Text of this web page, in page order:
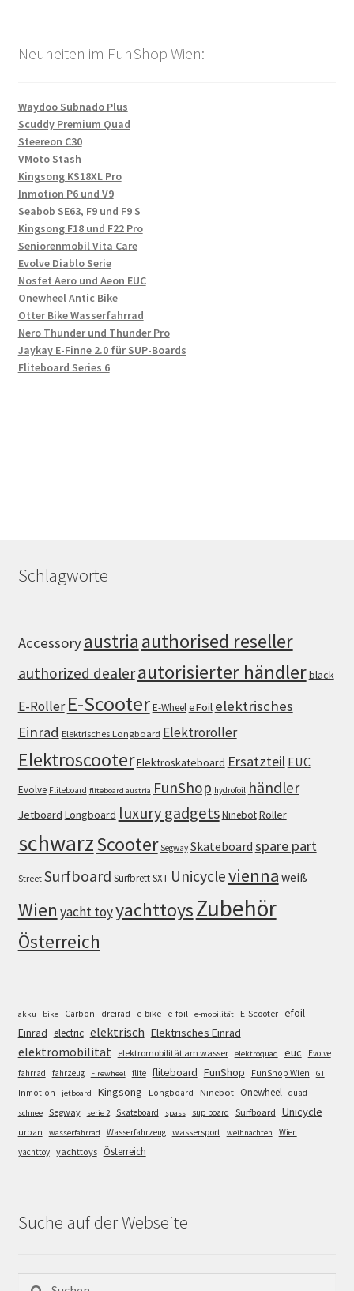
Neuheiten im FunShop Wien:
Waydoo Subnado Plus
Scuddy Premium Quad
Steereon C30
VMoto Stash
Kingsong KS18XL Pro
Inmotion P6 und V9
Seabob SE63, F9 und F9 S
Kingsong F18 und F22 Pro
Seniorenmobil Vita Care
Evolve Diablo Serie
Nosfet Aero und Aeon EUC
Onewheel Antic Bike
Otter Bike Wasserfahrrad
Nero Thunder und Thunder Pro
Jaykay E-Finne 2.0 für SUP-Boards
Fliteboard Series 6
Schlagworte
Accessoryaustria authorised reseller
authorized dealerautorisierter händlerblack
E-Roller E-ScooterE-WheeleFoil elektrisches
Einrad Elektrisches Longboard Elektroroller
ElektroscooterElektroskateboard Ersatzteil EUC
Evolve Fliteboard fliteboard austria FunShop hydrofoil händler
Jetboard Longboard luxury gadgetsNinebotRoller
schwarzScooter Segway Skateboard spare part
Street Surfboard SurfbrettSXT Unicyclevienna weiß
Wien yacht toyyachttoysZubehör
Österreich
akku bike Carbon dreirad e-bike e-foil e-mobilität E-Scooter efoil
Einrad electric elektrisch Elektrisches Einrad
elektromobilität elektromobilität am wasser elektroquad euc
Evolve
fahrrad
fahrzeug Firewheel flite fliteboard FunShop FunShop Wien GT
Inmotion jetboard Kingsong Longboard Ninebot Onewheel quad
schnee Segway serie 2 Skateboard spass sup board Surfboard Unicycle
urban wasserfahrrad Wasserfahrzeug wassersport weihnachten
Wien
yachttoy yachttoys Österreich
Suche auf der Webseite
Suchen